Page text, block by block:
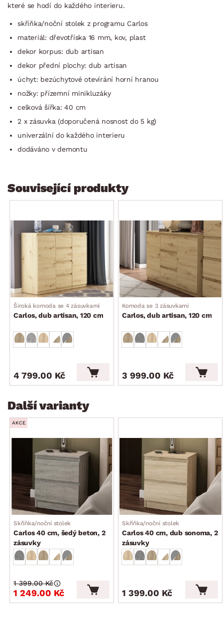
které se hodí do každého interieru.
skříňka/noční stolek z programu Carlos
materiál: dřevotříska 16 mm, kov, plast
dekor korpus: dub artisan
dekor přední plochy: dub artisan
úchyt: bezúchytové otevírání horní hranou
nožky: přízemní minikluzáky
celková šířka: 40 cm
2 x zásuvka (doporučená nosnost do 5 kg)
univerzální do každého interieru
dodáváno v demontu
Související produkty
Široká komoda se 4 zásuvkami
Carlos, dub artisan, 120 cm
4 799.00 Kč
Komoda se 3 zásuvkami
Carlos, dub artisan, 120 cm
3 999.00 Kč
Další varianty
AKCE
Skříňka/noční stolek
Carlos 40 cm, šedý beton, 2
zásuvky
1 249.00 Kč
1 399.00 Kč
Skříňka/noční stolek
Carlos 40 cm, dub sonoma, 2
zásuvky
1 399.00 Kč